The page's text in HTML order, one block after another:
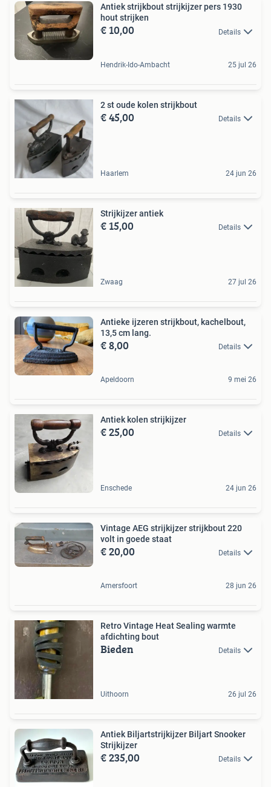
Antiek strijkbout strijkijzer pers 1930
hout strijken
€ 10,00 Details
Hendrik-Ido-Ambacht 25 jul 26
2 st oude kolen strijkbout
€ 45,00 Details
Haarlem 24 jun 26
Strijkijzer antiek
€ 15,00 Details
Zwaag 27 jul 26
Antieke ijzeren strijkbout, kachelbout,
13,5 cm lang.
€ 8,00 Details
Apeldoorn 9 mei 26
Antiek kolen strijkijzer
€ 25,00 Details
Enschede 24 jun 26
Vintage AEG strijkijzer strijkbout 220
volt in goede staat
€ 20,00 Details
Amersfoort 28 jun 26
Retro Vintage Heat Sealing warmte
afdichting bout
Bieden Details
Uithoorn 26 jul 26
Antiek Biljartstrijkijzer Biljart Snooker
Strijkijzer
€ 235,00 Details